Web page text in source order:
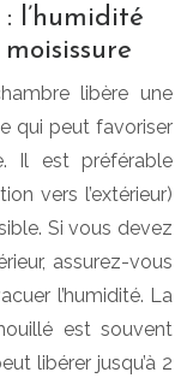
l’humidité
libère une
qui peut favoriser
Il est préférable
vers l’extérieur)
Si vous devez
assurez-vous
l’humidité. La
est souvent
libérer jusqu’à 2